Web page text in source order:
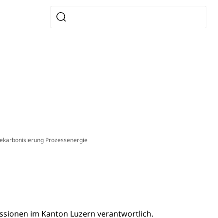
Prozessenergie
im Kanton Luzern verantwortlich.
(WAS Luzern)
Suchtkrankheit, Drogenabhängige,
AHV-Altersrente (WAS Luzern)
Erwerbsunfähigkeit, Behinderte